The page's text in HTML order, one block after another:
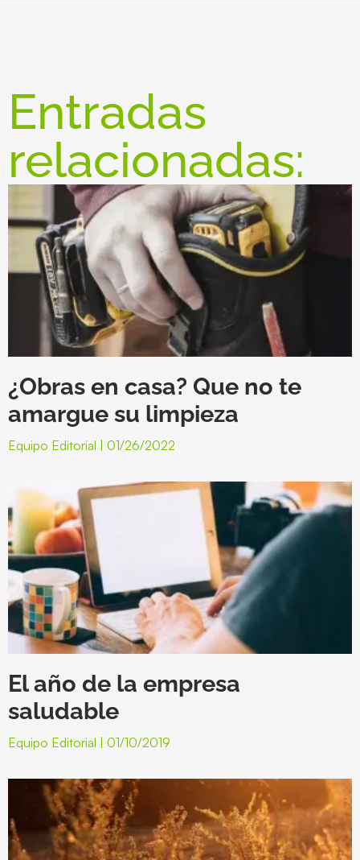
Entradas
relacionadas:
¿Obras en casa? Que no te
amargue su limpieza
Equipo Editorial 01/26/2022
El año de la empresa
saludable
Equipo Editorial 01/10/2019